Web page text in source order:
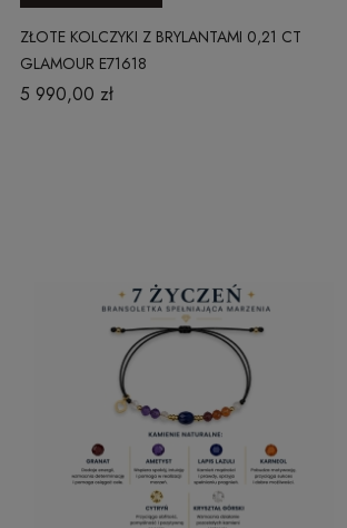
ZŁOTE KOLCZYKI Z BRYLANTAMI 0,21 CT
GLAMOUR E71618
5 990,00 zł